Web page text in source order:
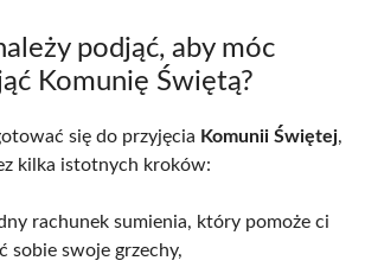
podjąć, aby móc
Komunię Świętą?
się do przyjęcia Komunii Świętej,
kilka istotnych kroków:
rachunek sumienia, który pomoże ci
sobie swoje grzechy,